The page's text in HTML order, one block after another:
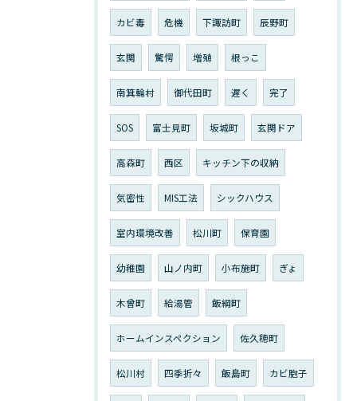
カビ毒 危機 下諏訪町 辰野町
玄関 驚愕 増殖 根っこ
南箕輪村 御代田町 遅く 完了
SOS 富士見町 坂城町 玄関ドア
高森町 西区 キッチン下の収納
気密性 MIS工法 シックハウス
室内環境改善 松川町 保育園
幼稚園 山ノ内町 小布施町 ぎょ
木曾町 給湯管 飯綱町
ホームインスペクション 佐久穂町
松川村 四季折々 飯島町 カビ胞子